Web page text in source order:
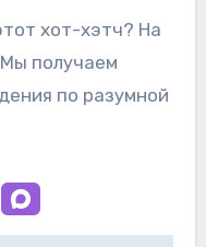
хот-хэтч? На
Мы получаем
по разумной